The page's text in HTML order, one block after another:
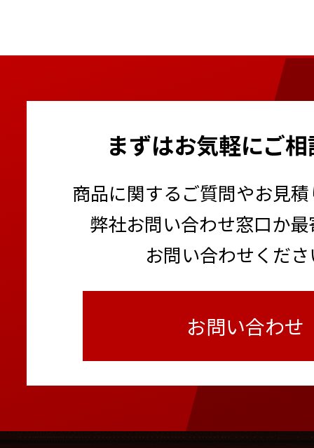
まずはお気軽にご
商品に関するご質問やお見
弊社お問い合わせ窓口か
お問い合わせくだ
お問い合わせ